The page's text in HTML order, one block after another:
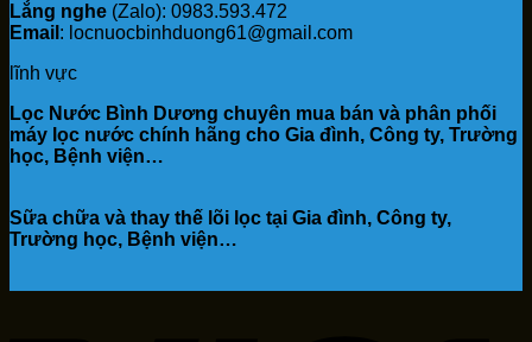
Lắng nghe (Zalo): 0983.593.472
Email : locnuocbinhduong61@gmail.com
lĩnh vực
Lọc Nước Bình Dương chuyên mua bán và phân phối
máy lọc nước chính hãng cho Gia đình, Công ty, Trường
học, Bệnh viện…
Sữa chữa và thay thế lõi lọc tại Gia đình, Công ty,
Trường học, Bệnh viện…